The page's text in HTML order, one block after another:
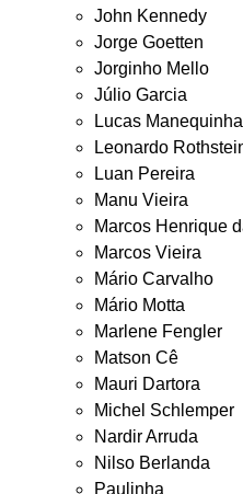
John Kennedy
Jorge Goetten
Jorginho Mello
Júlio Garcia
Lucas Manequinha
Leonardo
Luan Pereira
Manu Vieira
Marcos Henrique
Marcos Vieira
Mário Carvalho
Mário Motta
Marlene Fengler
Matson Cê
Mauri Dartora
Michel Schlemper
Nardir Arruda
Nilso Berlanda
Paulinha